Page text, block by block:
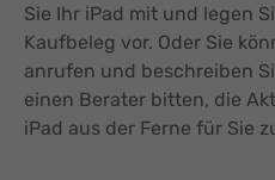
Sie Ihr iPad mit und legen
Kaufbeleg vor. Oder Sie
anrufen und beschreiben
einen Berater bitten, die
iPad aus der Ferne für Sie